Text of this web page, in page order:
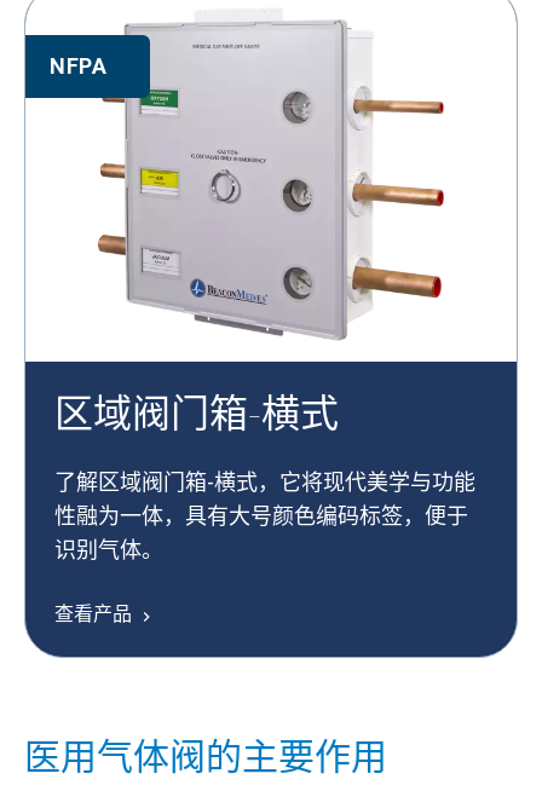
NFPA
区域阀门箱-横式
了解区域阀门箱-横式，它将现代美学与功能
性融为一体，具有大号颜色编码标签，便于
识别气体。
查看产品
医用气体阀的主要作用